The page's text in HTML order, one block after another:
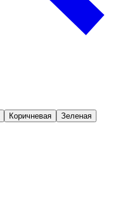
Коричневая Зеленая